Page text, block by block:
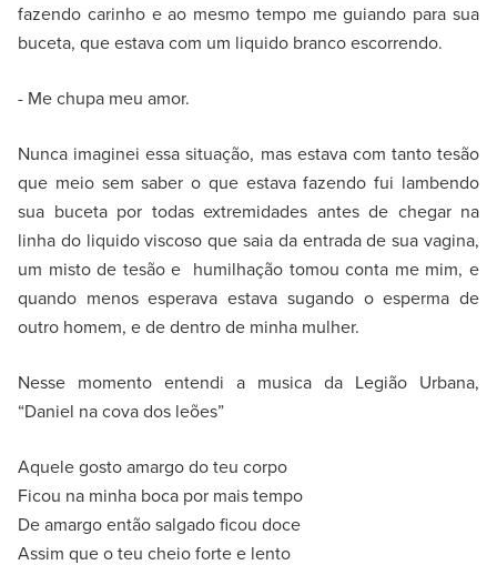
fazendo carinho e ao mesmo tempo me guiando para sua
buceta, que estava com um liquido branco escorrendo.
- Me chupa meu amor.
Nunca imaginei essa situação, mas estava com tanto tesão
que meio sem saber o que estava fazendo fui lambendo
sua buceta por todas extremidades antes de chegar na
linha do liquido viscoso que saia da entrada de sua vagina,
um misto de tesão e humilhação tomou conta me mim, e
quando menos esperava estava sugando o esperma de
outro homem, e de dentro de minha mulher.
Nesse momento entendi a musica da Legião Urbana,
“Daniel na cova dos leões”
Aquele gosto amargo do teu corpo
Ficou na minha boca por mais tempo
De amargo então salgado ficou doce
Assim que o teu cheio forte e lento